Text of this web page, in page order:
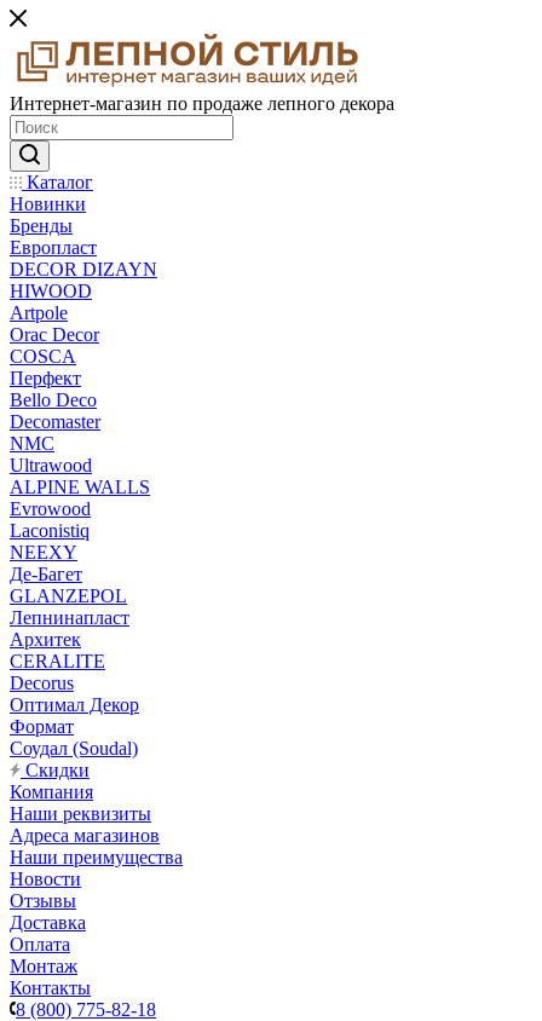
Интернет-магазин по продаже лепного декора
Каталог
Новинки
Бренды
Европласт
DECOR DIZAYN
HIWOOD
Artpole
Orac Decor
COSCA
Перфект
Bello Deco
Decomaster
NMС
Ultrawood
ALPINE WALLS
Evrowood
Laconistiq
NEEXY
Де-Багет
GLANZEPOL
Лепнинапласт
Архитек
CERALITE
Decorus
Оптимал Декор
Формат
Соудал (Soudal)
Скидки
Компания
Наши реквизиты
Адреса магазинов
Наши преимущества
Новости
Отзывы
Доставка
Оплата
Монтаж
Контакты
8 (800) 775-82-18